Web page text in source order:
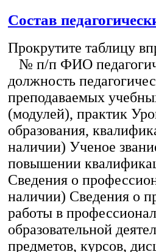
Состав
Прокрутите таблицу
№ п/п ФИО
должность
преподаваемых
(модулей), практик
образования,
наличии) Ученое
повышении
Сведения о
наличии) Сведения о
работы в
образовательной
предметов, курсов,